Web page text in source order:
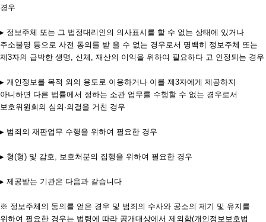
경우
▸ 정보주체 또는 그 법정대리인의 의사표시를 할 수 없는 상태에 있거나
주소불명 등으로 사전 동의를 받 을 수 없는 경우로서 명백히 정보주체 또는
제3자의 급박한 생명, 신체, 재산의 이익을 위하여 필요하다 고 인정되는 경우
▸ 개인정보를 목적 외의 용도로 이용하거나 이를 제3자에게 제공하지
아니하면 다른 법률에서 정하는 소관 업무를 수행할 수 없는 경우로서
보호위원회의 심의∙의결을 거친 경우
▸ 범죄의 재판업무 수행을 위하여 필요한 경우
▸ 형(형) 및 감호, 보호처분의 집행을 위하여 필요한 경우
▸ 제공받는 기관은 다음과 같습니다
※ 정보주체의 동의를 얻은 경우 및 범죄의 수사와 공소의 제기 및 유지를
위하여 필요한 경우는 법령에 따라 공개대상에서 제외함(개인정보보호법